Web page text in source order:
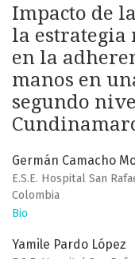
Impacto de
la estrategia
en la
manos en
segundo
Germán Camacho
E.S.E. Hospital San
Colombia
Bio
Yamile Pardo López